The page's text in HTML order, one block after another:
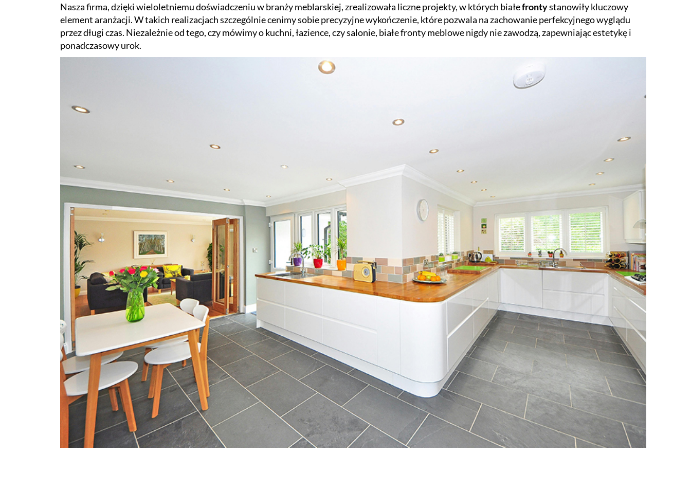
Nasza firma, dzięki wieloletniemu doświadczeniu w branży meblarskiej, zrealizowała liczne projekty, w których białefrontystanowiły kluczowy
element aranżacji. W takich realizacjach szczególnie cenimy sobie precyzyjne wykończenie, które pozwala na zachowanie perfekcyjnego wyglądu
przez długi czas. Niezależnie od tego, czy mówimy o kuchni, łazience, czy salonie, białe fronty meblowe nigdy nie zawodzą, zapewniając estetykę i
ponadczasowy urok.